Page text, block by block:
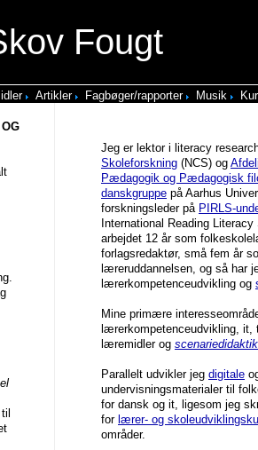
Fougt
Artikler Fagbøger/rapporter Musik
Jeg er lektor i literacy
Skoleforskning (NCS) og
Pædagogik og Pædagogisk
danskgruppe på Aarhus
forskningsleder på PIRLS-
International Reading
arbejdet 12 år som
forlagsredaktør, små fem år
læreruddannelsen, og så har
lærerkompetenceudvikling og
Mine primære
lærerkompetenceudvikling, it,
læremidler og scenariedidaktik
Parallelt udvikler jeg digitale
undervisningsmaterialer til
for dansk og it, ligesom jeg
for lærer- og
områder.